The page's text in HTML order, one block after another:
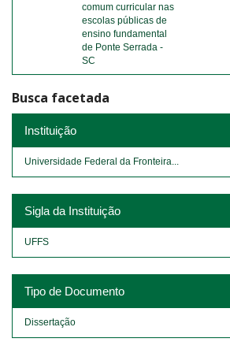
comum curricular nas
escolas públicas de
ensino fundamental
de Ponte Serrada -
SC
Busca facetada
Instituição
Universidade Federal da Fronteira...
Sigla da Instituição
UFFS
Tipo de Documento
Dissertação